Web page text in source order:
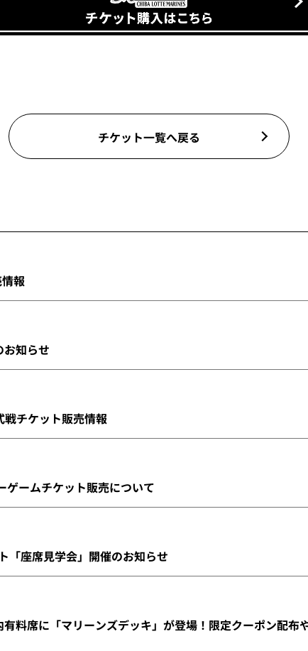
チケット一覧へ戻る
報
お知らせ
チケット販売情報
ゲームチケット販売について
「座席見学会」開催のお知らせ
有料席に「マリーンズデッキ」が登場！限定クーポン配